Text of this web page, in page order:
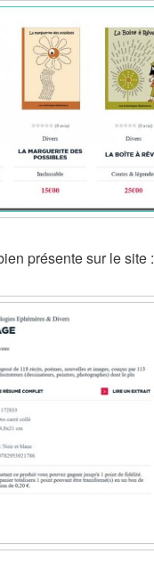
présente sur le site :